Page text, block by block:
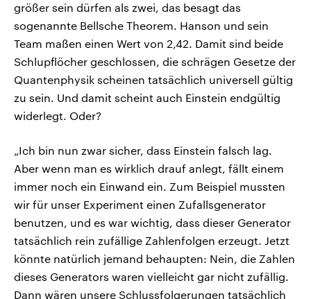
größer sein dürfen als zwei, das besagt das
sogenannte Bellsche Theorem. Hanson und sein
Team maßen einen Wert von 2,42. Damit sind beide
Schlupflöcher geschlossen, die schrägen Gesetze der
Quantenphysik scheinen tatsächlich universell gültig
zu sein. Und damit scheint auch Einstein endgültig
widerlegt. Oder?
„Ich bin nun zwar sicher, dass Einstein falsch lag.
Aber wenn man es wirklich drauf anlegt, fällt einem
immer noch ein Einwand ein. Zum Beispiel mussten
wir für unser Experiment einen Zufallsgenerator
benutzen, und es war wichtig, dass dieser Generator
tatsächlich rein zufällige Zahlenfolgen erzeugt. Jetzt
könnte natürlich jemand behaupten: Nein, die Zahlen
dieses Generators waren vielleicht gar nicht zufällig.
Dann wären unsere Schlussfolgerungen tatsächlich